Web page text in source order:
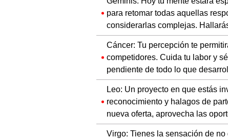
para retomar todas aquellas
considerarlas complejas.
Cáncer: Tu percepción te
competidores. Cuida tu labor y
pendiente de todo lo que
Leo: Un proyecto en que estás
reconocimiento y halagos de
nueva oferta, aprovecha las
Virgo: Tienes la sensación de